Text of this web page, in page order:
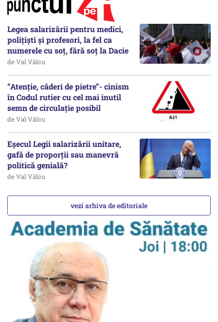
Legea salarizării pentru medici,
polițiști și profesori, la fel ca
numerele cu soț, fără soț la Dacie
de Val Vâlcu
”Atenție, căderi de pietre”- cinism
în Codul rutier cu cel mai inutil
semn de circulație posibil
de Val Vâlcu
Eșecul Legii salarizării unitare,
gafă de proporții sau manevră
politică genială?
de Val Vâlcu
vezi arhiva de editoriale